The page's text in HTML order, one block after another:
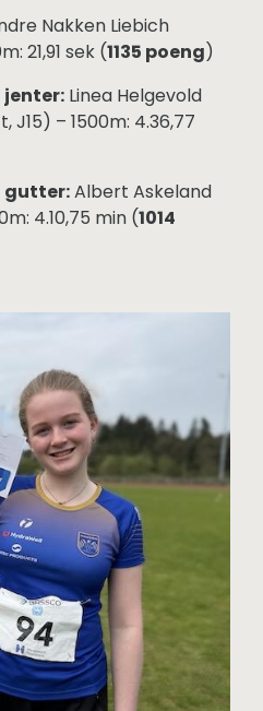
Nakken Liebich
21,91 sek (1135 poeng)
Linea Helgevold
J15) – 1500m: 4.36,77
gutter:Albert Askeland
4.10,75 min (1014